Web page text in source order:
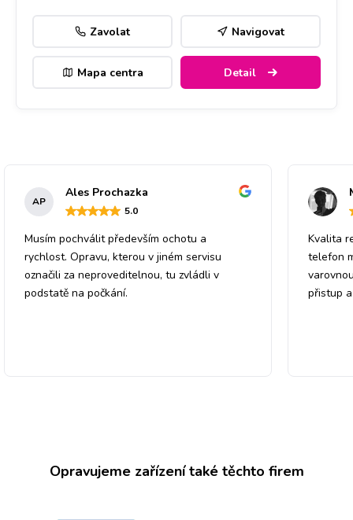
Zavolat Navigovat
Mapa centra Detail
AP
Ales Prochazka
5.0
Musím pochválit především ochotu a
rychlost. Opravu, kterou v jiném servisu
označili za neproveditelnou, tu zvládli v
podstatě na počkání.
Kvalita
telefon
přistup
Opravujeme zařízení také těchto firem